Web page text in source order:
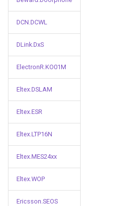
DCN.DCWL
DLink.DxS
ElectronR.KO01M
Eltex.DSLAM
Eltex.ESR
Eltex.LTP16N
Eltex.MES24xx
Eltex.WOP
Ericsson.SEOS